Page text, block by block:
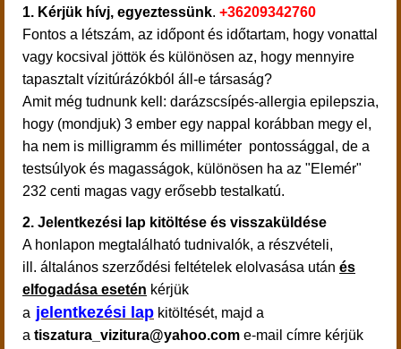
1. Kérjük hívj, egyeztessünk. +36209342760
Fontos a létszám, az időpont és időtartam, hogy vonattal
vagy kocsival jöttök és különösen az, hogy mennyire
tapasztalt vízitúrázókból áll-e társaság?
Amit még tudnunk kell: darázscsípés-allergia epilepszia,
hogy (mondjuk) 3 ember egy nappal korábban megy el,
ha nem is milligramm és milliméter pontossággal, de a
testsúlyok és magasságok, különösen ha az "Elemér"
232 centi magas vagy erősebb testalkatú.
2. Jelentkezési lap kitöltése és visszaküldése
A honlapon megtalálható tudnivalók, a részvételi,
ill. általános szerződési feltételek elolvasása után és
elfogadása esetén kérjük
a jelentkezési lap kitöltését, majd a
a tiszatura_vizitura@yahoo.com e-mail címre kérjük